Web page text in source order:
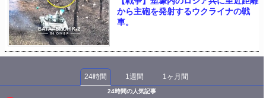
から主砲を発射するウクライナの戦
車。
24時間 1週間 1ヶ月間
24時間の人気記事